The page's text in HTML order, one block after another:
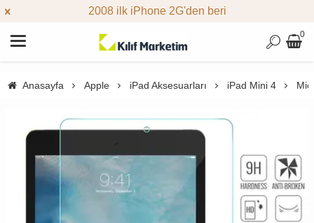
2008 ilk iPhone 2G'den beri
0
Anasayfa Apple iPad Aksesuarları iPad Mini 4